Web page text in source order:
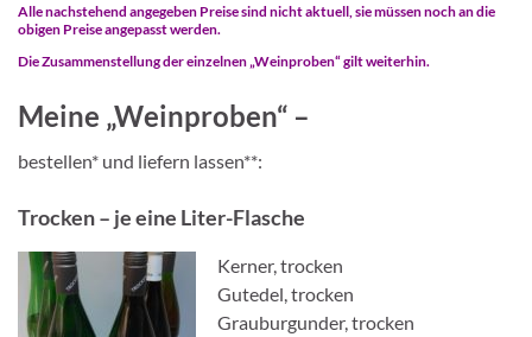
Alle nachstehend angegeben Preise sind nicht aktuell, sie müssen noch an die
obigen Preise angepasst werden.
Die Zusammenstellung der einzelnen „Weinproben“ gilt weiterhin.
Meine „Weinproben“ –
bestellen* und liefern lassen**:
Trocken – je eine Liter-Flasche
Kerner, trocken
Gutedel, trocken
Grauburgunder, trocken